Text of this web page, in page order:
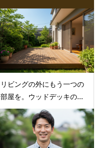
リビングの外にもう一つの
部屋を。ウッドデッキの...